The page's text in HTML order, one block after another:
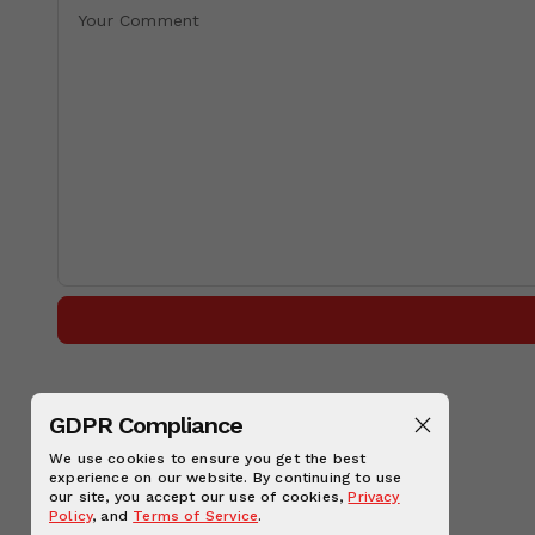
GDPR Compliance
We use cookies to ensure you get the best
experience on our website. By continuing to use
our site, you accept our use of cookies,Privacy
Policy, and Terms of Service.